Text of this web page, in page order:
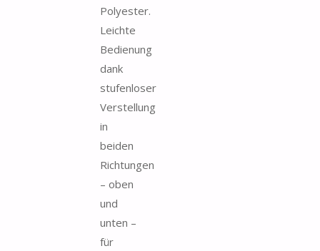
Polyester.
Leichte
Bedienung
dank
stufenloser
Verstellung
in
beiden
Richtungen
– oben
und
unten –
für